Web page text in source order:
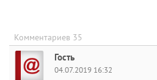
Комментариев 35
Гость
04.07.2019 16:32